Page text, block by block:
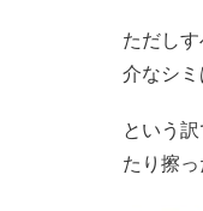
ただし
介なシミ
という
たり擦